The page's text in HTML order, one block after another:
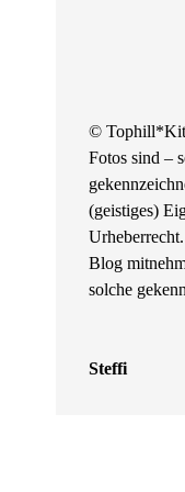
©
Fotos sind –
(geistiges)
Blog
solche
Steffi